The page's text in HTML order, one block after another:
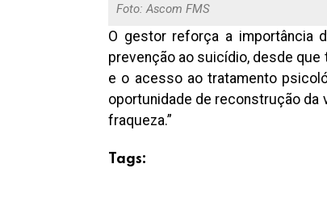
Foto: Ascom FMS
O gestor reforça a importância
prevenção ao suicídio, desde
e o acesso ao tratamento
oportunidade de reconstrução da
fraqueza.”
Tags: